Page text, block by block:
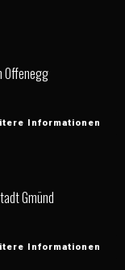
Offenegg
Informationen
Gmünd
Informationen